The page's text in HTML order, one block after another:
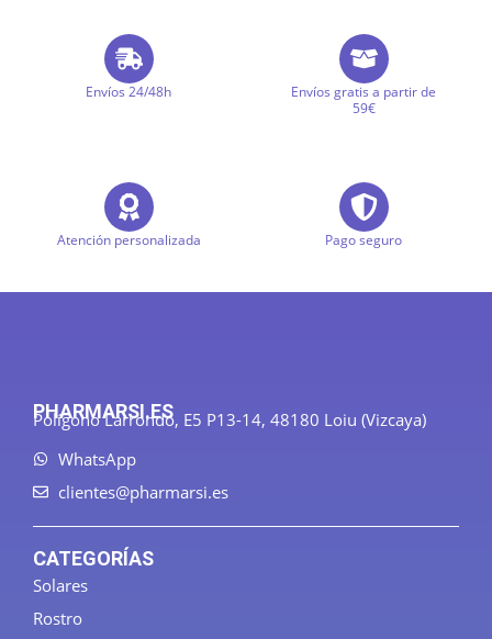
Envíos 24/48h
Envíos gratis a partir de
59€
Atención personalizada Pago seguro
PHARMARSI.ES
Polígono Larrondo, E5 P13-14, 48180 Loiu (Vizcaya)
WhatsApp
clientes@pharmarsi.es
CATEGORÍAS
Solares
Rostro